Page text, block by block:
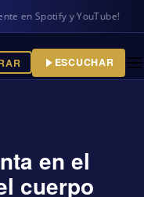
Spotify y YouTube!
ESCUCHAR
en el
cuerpo